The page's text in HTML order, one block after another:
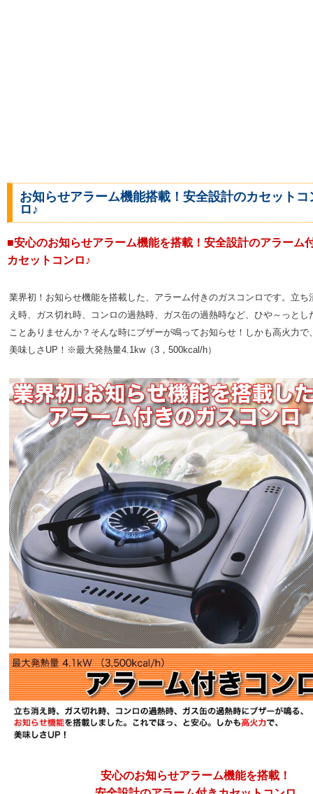
お知らせアラーム機能搭載！安全設計のカセットコ
ロ♪
■安心のお知らせアラーム機能を搭載！安全設計のアラーム
カセットコンロ♪
業界初！お知らせ機能を搭載した、アラーム付きのガスコンロです。立ち
え時、ガス切れ時、コンロの過熱時、ガス缶の過熱時など、ひや～っとし
ことありませんか？そんな時にブザーが鳴ってお知らせ！しかも高火力で
美味しさUP！※最大発熱量4.1kw（3，500kcal/h）
安心のお知らせアラーム機能を搭載！